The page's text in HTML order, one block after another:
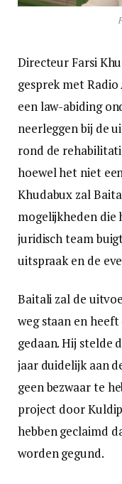
Directeur Farsi
gesprek met
een law-abiding
neerleggen bij de
rond de
hoewel het niet
Khudabux zal
mogelijkheden die
juridisch team
uitspraak en de
Baitali zal de
weg staan en
gedaan. Hij stelde
jaar duidelijk aan
geen bezwaar te
project door
hebben geclaimd
worden gegund.